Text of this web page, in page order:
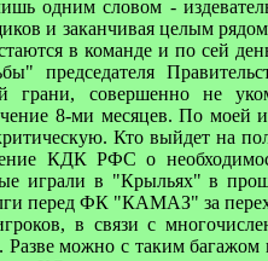
одним словом -
и заканчивая целым
в команде и по сей
председателя
грани, совершенно не
8-ми месяцев. По моей
Кто выйдет на
КДК РФС о
играли в "Крыльях" в
перед ФК "КАМАЗ" за
в связи с
можно с таким багажом